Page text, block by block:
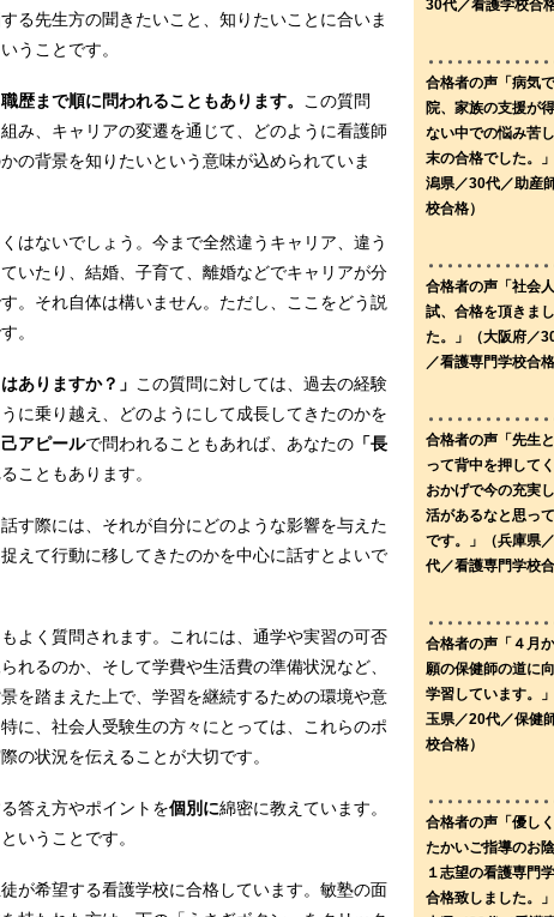
る先生方の聞きたいこと、知りたいことに合いま
うことです。
歴まで順に問われることもあります。
この質問
み、キャリアの変遷を通じて、どのように看護師
の背景を知りたいという意味が込められていま
はないでしょう。今まで全然違うキャリア、違う
いたり、結婚、子育て、離婚などでキャリアが分
。それ自体は構いません。ただし、ここをどう説
。
ありますか？」 この質問に対しては、過去の経験
に乗り越え、どのようにして成長してきたのかを
己アピールで問われることもあれば、あなたの 「長
こともあります。
す際には、それが自分にどのような影響を与えた
えて行動に移してきたのかを中心に話すとよいで
もよく質問されます。これには、通学や実習の可否
れるのか、そして学費や生活費の準備状況など、
を踏まえた上で、学習を継続するための環境や意
に、社会人受験生の方々にとっては、これらのポ
の状況を伝えることが大切です。
答え方やポイントを個別に綿密に教えています。
ということです。
が希望する看護学校に合格しています。敏塾の面